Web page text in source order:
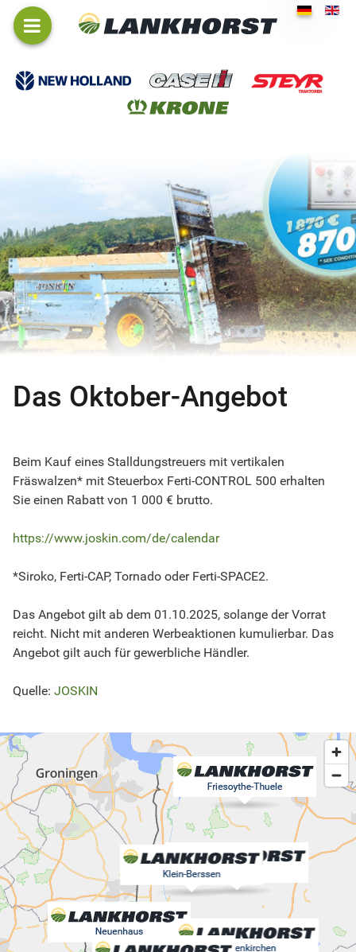
Das Oktober-Angebot
Beim Kauf eines Stalldungstreuers mit vertikalen
Fräswalzen* mit Steuerbox Ferti-CONTROL 500 erhalten
Sie einen Rabatt von 1 000 € brutto.
https://www.joskin.com/de/calendar
*Siroko, Ferti-CAP, Tornado oder Ferti-SPACE2.
Das Angebot gilt ab dem 01.10.2025, solange der Vorrat
reicht. Nicht mit anderen Werbeaktionen kumulierbar. Das
Angebot gilt auch für gewerbliche Händler.
Quelle: JOSKIN